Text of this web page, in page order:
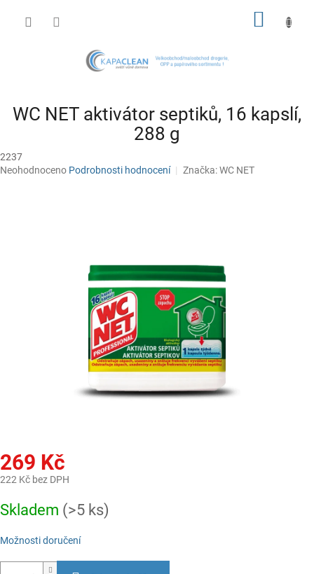
WC NET aktivátor septiků, 16 kapslí,
288 g
2237
Průměrné
Neohodnoceno Podrobnosti hodnocení Značka:WC NET
269 Kč
222 Kč bez DPH
cena:
Skladem (>5 ks)
Možnosti doručení